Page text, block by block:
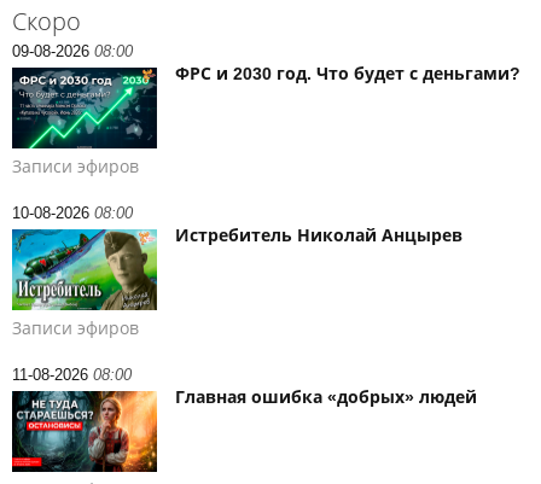
Скоро
09-08-2026 08:00
ФРС и 2030 год. Что будет с деньгами?
Записи эфиров
10-08-2026 08:00
Истребитель Николай Анцырев
Записи эфиров
11-08-2026 08:00
Главная ошибка «добрых» людей